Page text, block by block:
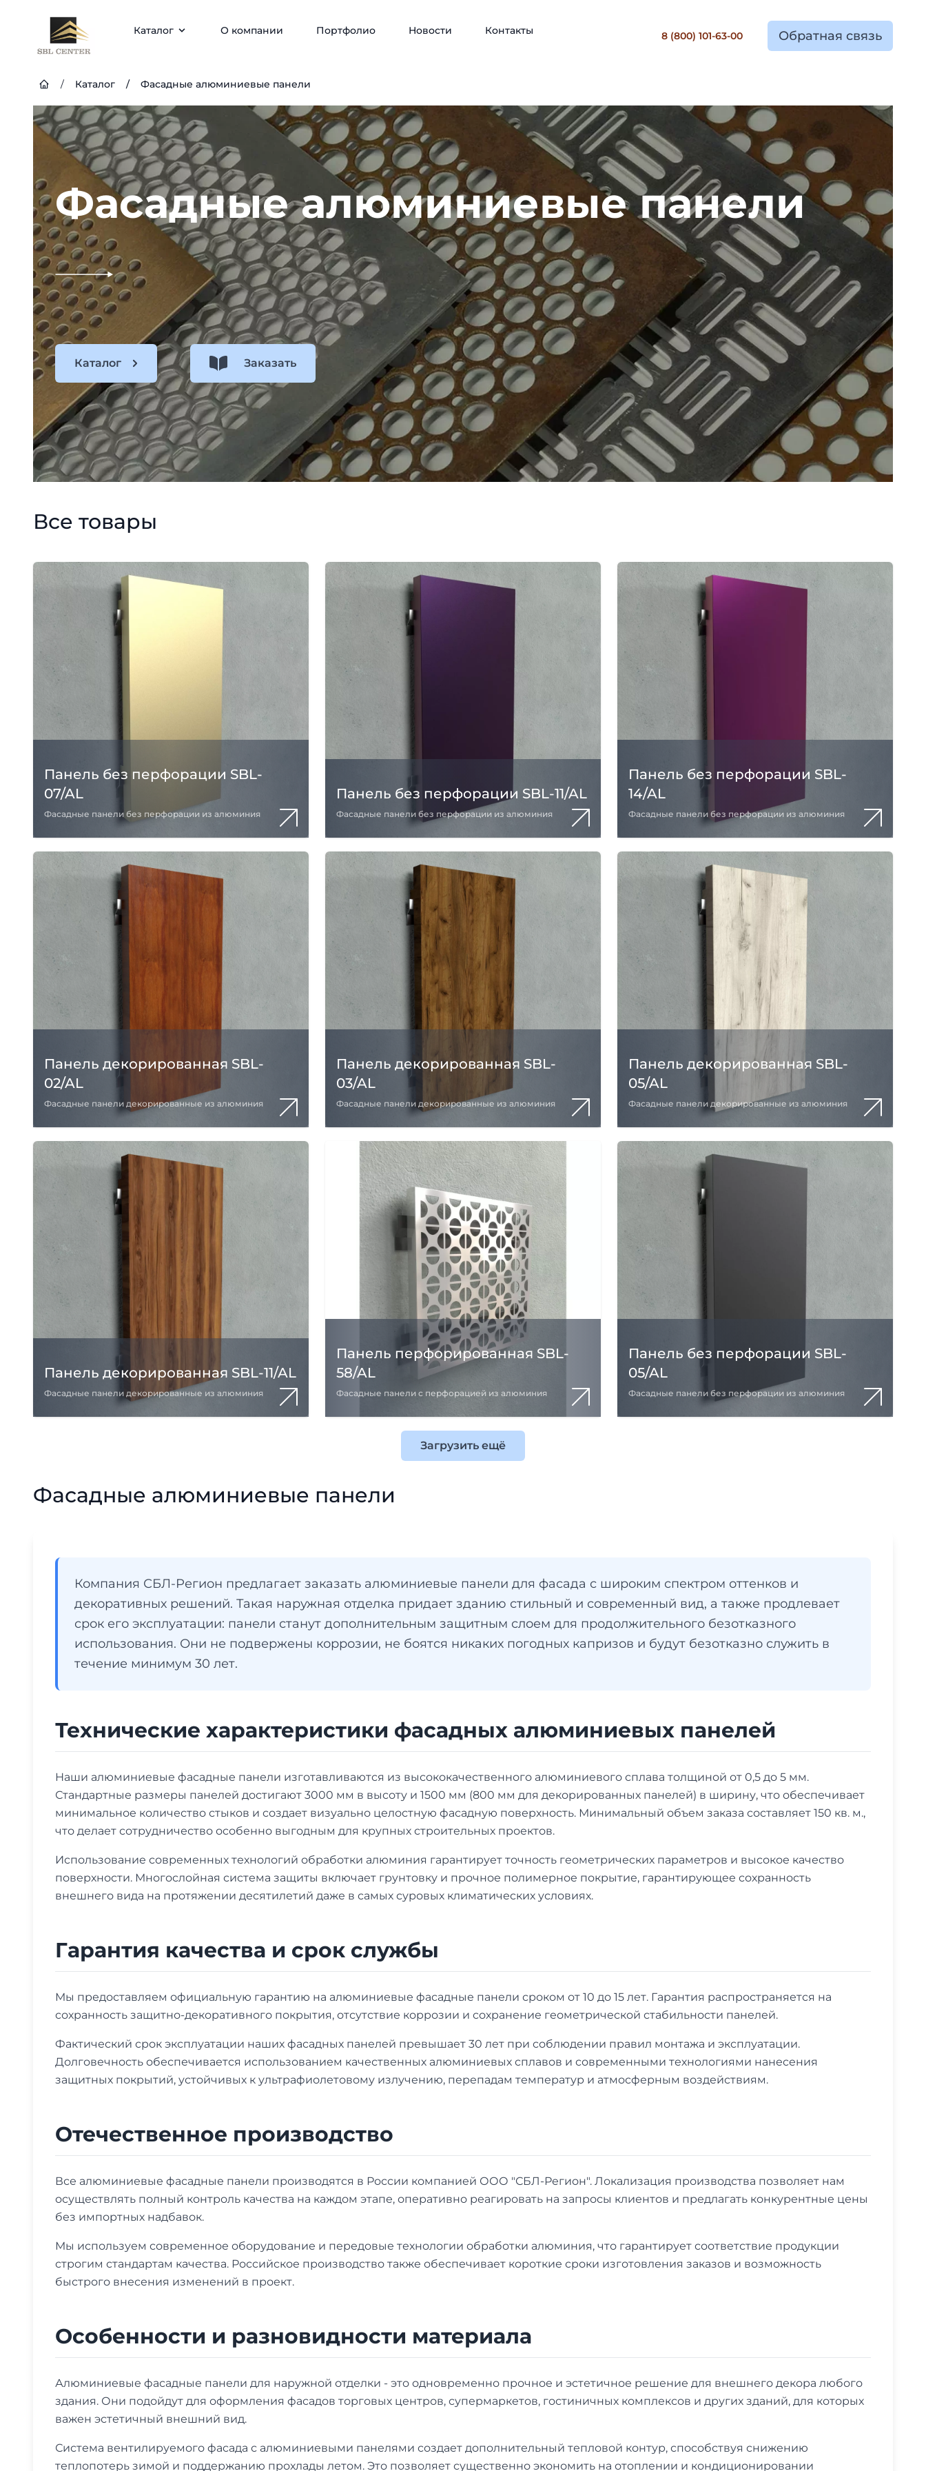
Каталог О компании Портфолио Новости Контакты 8 (800) 101-63-00 Обратная связь
/ Каталог / Фасадные алюминиевые панели
Фасадные алюминиевые панели
Каталог Заказать
Все товары
Панель без перфорации SBL-
07/AL
Фасадные панели без перфорации из алюминия
Панель без перфорации SBL-11/AL
Фасадные панели без перфорации из алюминия
Панель без перфорации SBL-
14/AL
Фасадные панели без перфорации из алюминия
Панель декорированная SBL-
02/AL
Фасадные панели декорированные из алюминия
Панель декорированная SBL-
03/AL
Фасадные панели декорированные из алюминия
Панель декорированная SBL-
05/AL
Фасадные панели декорированные из алюминия
Панель декорированная SBL-11/AL
Фасадные панели декорированные из алюминия
Панель перфорированная SBL-
58/AL
Фасадные панели с перфорацией из алюминия
Панель без перфорации SBL-
05/AL
Фасадные панели без перфорации из алюминия
Загрузить ещё
Фасадные алюминиевые панели
Компания СБЛ-Регион предлагает заказать алюминиевые панели для фасада с широким спектром оттенков и
декоративных решений. Такая наружная отделка придает зданию стильный и современный вид, а также продлевает
срок его эксплуатации: панели станут дополнительным защитным слоем для продолжительного безотказного
использования. Они не подвержены коррозии, не боятся никаких погодных капризов и будут безотказно служить в
течение минимум 30 лет.
Технические характеристики фасадных алюминиевых панелей
Наши алюминиевые фасадные панели изготавливаются из высококачественного алюминиевого сплава толщиной от 0,5 до 5 мм.
Стандартные размеры панелей достигают 3000 мм в высоту и 1500 мм (800 мм для декорированных панелей) в ширину, что обеспечивает
минимальное количество стыков и создает визуально целостную фасадную поверхность. Минимальный объем заказа составляет 150 кв. м.,
что делает сотрудничество особенно выгодным для крупных строительных проектов.
Использование современных технологий обработки алюминия гарантирует точность геометрических параметров и высокое качество
поверхности. Многослойная система защиты включает грунтовку и прочное полимерное покрытие, гарантирующее сохранность
внешнего вида на протяжении десятилетий даже в самых суровых климатических условиях.
Гарантия качества и срок службы
Мы предоставляем официальную гарантию на алюминиевые фасадные панели сроком от 10 до 15 лет. Гарантия распространяется на
сохранность защитно-декоративного покрытия, отсутствие коррозии и сохранение геометрической стабильности панелей.
Фактический срок эксплуатации наших фасадных панелей превышает 30 лет при соблюдении правил монтажа и эксплуатации.
Долговечность обеспечивается использованием качественных алюминиевых сплавов и современными технологиями нанесения
защитных покрытий, устойчивых к ультрафиолетовому излучению, перепадам температур и атмосферным воздействиям.
Отечественное производство
Все алюминиевые фасадные панели производятся в России компанией ООО "СБЛ-Регион". Локализация производства позволяет нам
осуществлять полный контроль качества на каждом этапе, оперативно реагировать на запросы клиентов и предлагать конкурентные цены
без импортных надбавок.
Мы используем современное оборудование и передовые технологии обработки алюминия, что гарантирует соответствие продукции
строгим стандартам качества. Российское производство также обеспечивает короткие сроки изготовления заказов и возможность
быстрого внесения изменений в проект.
Особенности и разновидности материала
Алюминиевые фасадные панели для наружной отделки - это одновременно прочное и эстетичное решение для внешнего декора любого
здания. Они подойдут для оформления фасадов торговых центров, супермаркетов, гостиничных комплексов и других зданий, для которых
важен эстетичный внешний вид.
Система вентилируемого фасада с алюминиевыми панелями создает дополнительный тепловой контур, способствуя снижению
теплопотерь зимой и поддержанию прохлады летом. Это позволяет существенно экономить на отоплении и кондиционировании